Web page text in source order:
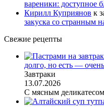
вареники: доступное
Кирилл Куприянов к
закуска со странным
Свежие рецепты
долго, но есть —
Завтраки
13.07.2026
С мясным